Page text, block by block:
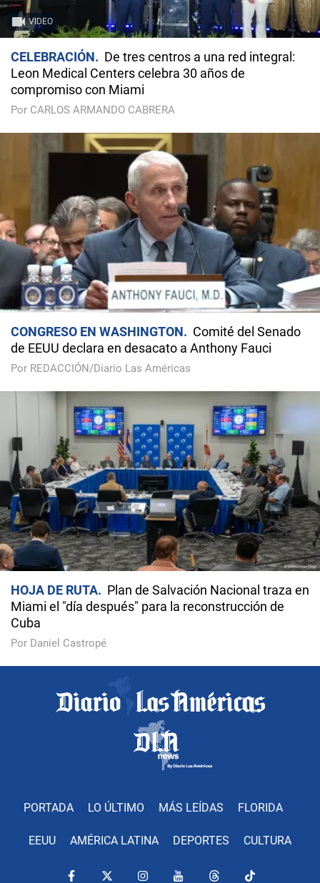
VIDEO
CELEBRACIÓN
De tres centros a una red integral:
Leon Medical Centers celebra 30 años de
compromiso con Miami
Por CARLOS ARMANDO CABRERA
CONGRESO EN WASHINGTON
Comité del Senado
de EEUU declara en desacato a Anthony Fauci
Por REDACCIÓN/Diario Las Américas
HOJA DE RUTA
Plan de Salvación Nacional traza en
Miami el "día después" para la reconstrucción de
Cuba
Por Daniel Castropé
PORTADA LO ÚLTIMO MÁS LEÍDAS FLORIDA
EEUU AMÉRICA LATINA DEPORTES CULTURA